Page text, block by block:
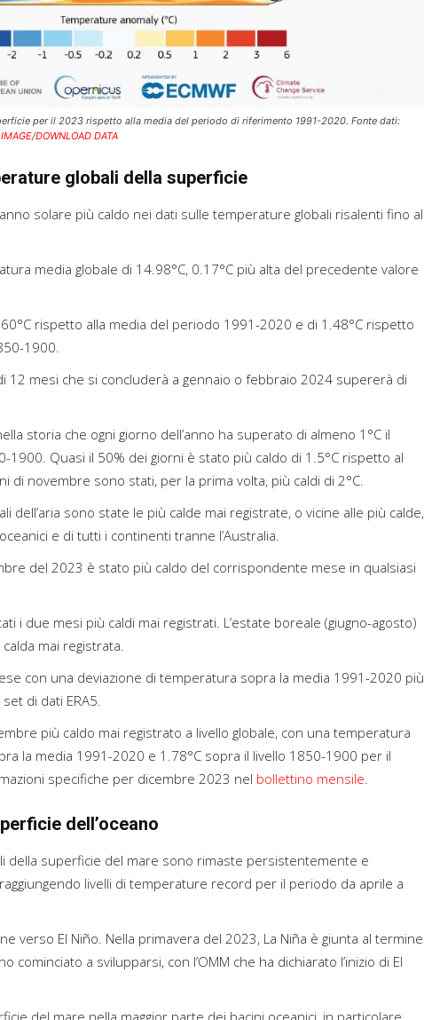
per il 2023 rispetto alla media del periodo di riferimento 1991-2020. Fonte dati:
/DOWNLOAD DATA
globali della superficie
solare più caldo nei dati sulle temperature globali risalenti fino al
media globale di 14.98°C, 0.17°C più alta del precedente valore
rispetto alla media del periodo 1991-2020 e di 1.48°C rispetto
1900.
12 mesi che si concluderà a gennaio o febbraio 2024 supererà di
storia che ogni giorno dell’anno ha superato di almeno 1°C il
1900. Quasi il 50% dei giorni è stato più caldo di 1.5°C rispetto al
di novembre sono stati, per la prima volta, più caldi di 2°C.
dell’aria sono state le più calde mai registrate, o vicine alle più calde,
e di tutti i continenti tranne l’Australia.
del 2023 è stato più caldo del corrispondente mese in qualsiasi
i due mesi più caldi mai registrati. L’estate boreale (giugno-agosto)
mai registrata.
con una deviazione di temperatura sopra la media 1991-2020 più
di dati ERA5.
più caldo mai registrato a livello globale, con una temperatura
la media 1991-2020 e 1.78°C sopra il livello 1850-1900 per il
specifiche per dicembre 2023 nel bollettino mensile.
dell’oceano
della superficie del mare sono rimaste persistentemente e
livelli di temperature record per il periodo da aprile a
verso El Niño. Nella primavera del 2023, La Niña è giunta al termine
cominciato a svilupparsi, con l’OMM che ha dichiarato l’inizio di El